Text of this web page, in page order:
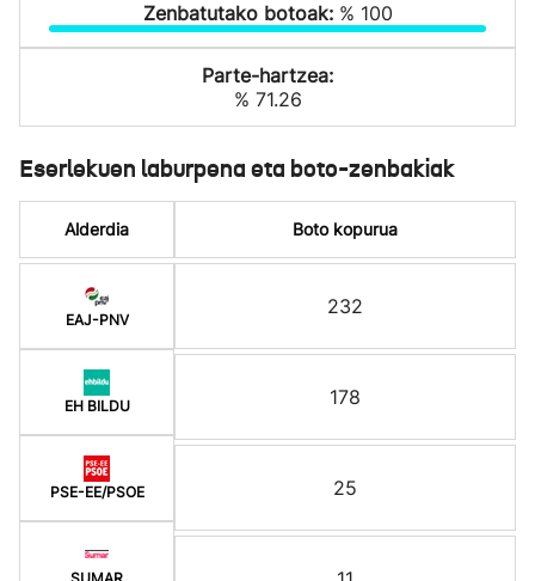
Zenbatutako botoak: % 100
Parte-hartzea:
% 71.26
Eserlekuen laburpena eta boto-zenbakiak
Alderdia
EAJ-PNV
EH BILDU
PSE-EE/PSOE
SUMAR
Boto kopurua
232
178
25